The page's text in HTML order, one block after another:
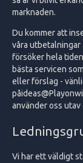
marknaden.
Du kommer att
våra utbetalningar
försöker hela
bästa servicen
eller förslag -
på
använder oss utav
Vi har ett väldigt